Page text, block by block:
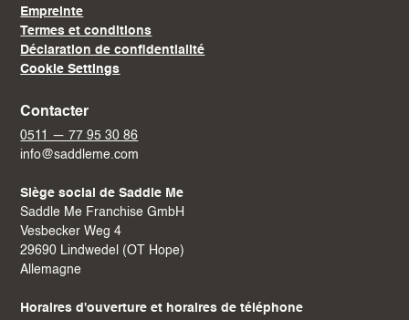
Empreinte
Termes et conditions
Déclaration de confidentialité
Cookie Settings
Contacter
0511 — 77 95 30 86
info@saddleme.com
Siège social de Saddle Me
Saddle Me Franchise GmbH
Vesbecker Weg 4
29690 Lindwedel (OT Hope)
Allemagne
Horaires d'ouverture et horaires de téléphone